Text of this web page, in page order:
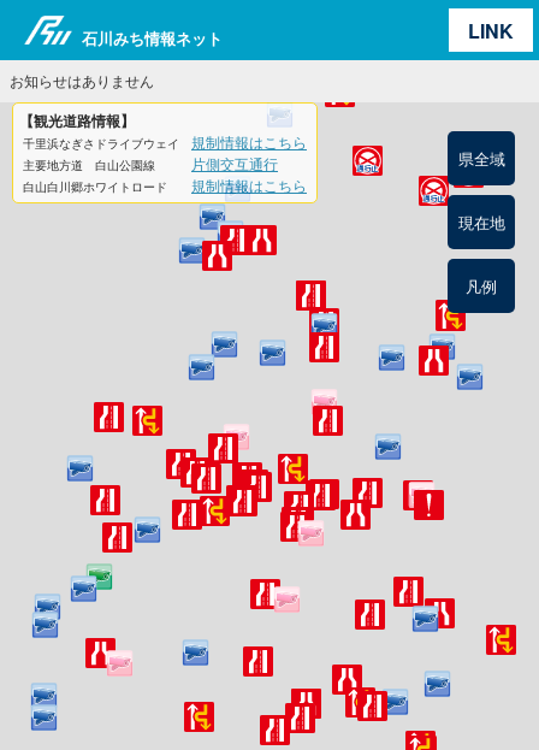
石川みち情報ネット LINK
お知らせはありません
【観光道路情報】
千里浜なぎさドライブウェイ 規制情報はこちら
主要地方道 白山公園線 片側交互通行
白山白川郷ホワイトロード 規制情報はこちら
県全域
現在地
凡例